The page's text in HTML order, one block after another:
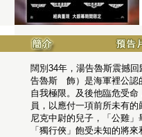
闊別34年，湯告魯斯震撼
告魯斯 飾）是海軍裡公認
自我極限。及後他臨危受
員，以應付一項前所未有
尼克中尉的兒子，「公雞
「獨行俠」飽受未知的將